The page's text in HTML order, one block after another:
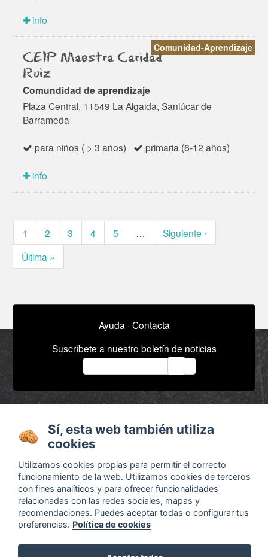
info
CEIP Maestra Caridad
Ruiz
Comunidad-Aprendizaje
Comundidad de aprendizaje
Plaza Central, 11549 La Algaida, Sanlúcar de
Barrameda
para niños ( > 3 años) primaria (6-12 años)
info
1 2 3 4 5 …
Siguiente ›
Última »
Ayuda · Contacta
Suscríbete a nuestro boletín de noticias
Términos y
condiciones
Configurar cookies
Agenda
Timeline
Sí, esta web también utiliza
cookies
Utilizamos cookies propias para permitir el correcto
funcionamiento de la web. Utilizamos cookies de terceros
con fines analíticos y para ofrecer funcionalidades
relacionadas con las redes sociales, mapas y
recomendaciones. Puedes aceptar todas o configurar tus
preferencias. Política de cookies